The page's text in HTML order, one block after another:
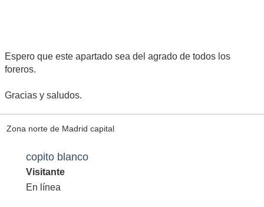
Espero que este apartado sea del agrado de todos los
foreros.
Gracias y saludos.
Zona norte de Madrid capital
copito blanco
Visitante
En línea